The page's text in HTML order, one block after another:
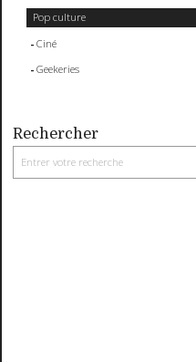
Pop culture
Ciné
Geekeries
Rechercher